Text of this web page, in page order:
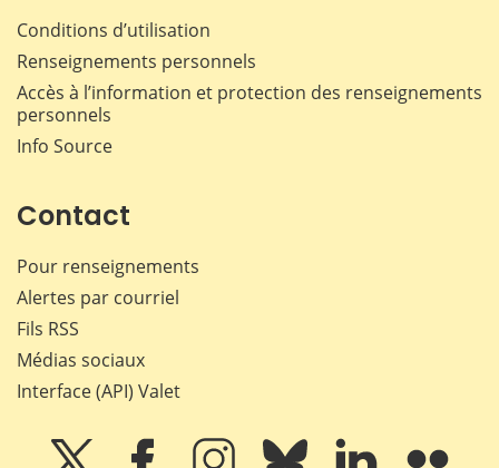
Conditions d’utilisation
Renseignements personnels
Accès à l’information et protection des renseignements
personnels
Info Source
Contact
Pour renseignements
Alertes par courriel
Fils RSS
Médias sociaux
Interface (API) Valet